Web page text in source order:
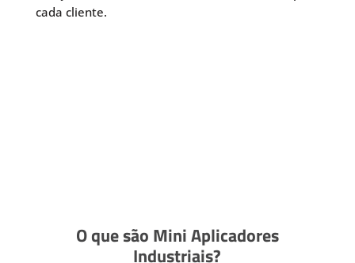
cada cliente.
O que são Mini Aplicadores
Industriais?